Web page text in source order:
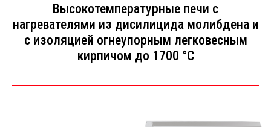
Высокотемпературные печи с
нагревателями из дисилицида молибдена и
с изоляцией огнеупорным легковесным
кирпичом до 1700 °C